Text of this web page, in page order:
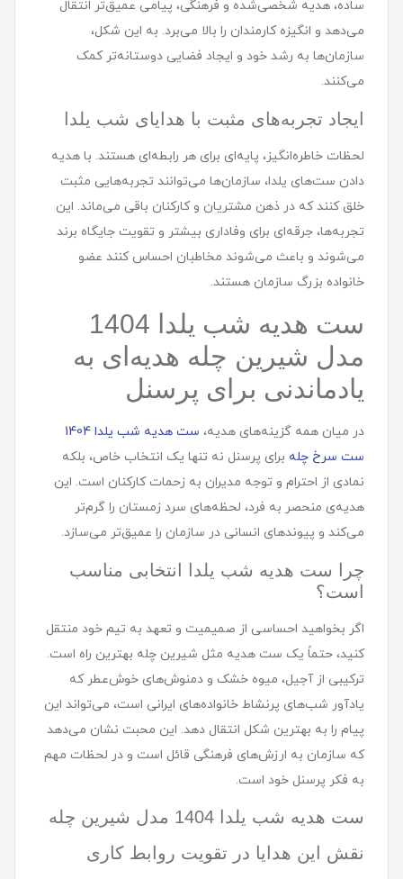
ساده، هدیه شخصی‌شده و فرهنگی، پیامی عمیق‌تر انتقال
می‌دهد و انگیزه کارمندان را بالا می‌برد. به این شکل،
سازمان‌ها به رشد خود و ایجاد فضایی دوستانه‌تر کمک
می‌کنند.
ایجاد تجربه‌های مثبت با هدایای شب یلدا
لحظات خاطره‌انگیز، پایه‌ای برای هر رابطه‌ای هستند. با هدیه
دادن ست‌های یلدا، سازمان‌ها می‌توانند تجربه‌هایی مثبت
خلق کنند که در ذهن مشتریان و کارکنان باقی می‌ماند. این
تجربه‌ها، جرقه‌ای برای وفاداری بیشتر و تقویت جایگاه برند
می‌شوند و باعث می‌شوند مخاطبان احساس کنند عضو
خانواده بزرگ سازمان هستند.
ست هديه شب یلدا 1404
مدل شيرين چله هدیه‌ای به
یادماندنی برای پرسنل
در میان همه گزینه‌های هدیه،
ست هدیه شب یلدا 1404
ست سرخ چله برای پرسنل نه تنها یک انتخاب خاص، بلکه
نمادی از احترام و توجه مدیران به زحمات کارکنان است. این
هدیه‌ی منحصر به فرد، لحظه‌های سرد زمستان را گرم‌تر
می‌کند و پیوندهای انسانی در سازمان را عمیق‌تر می‌سازد.
چرا ست هديه شب یلدا انتخابی مناسب
است؟
اگر بخواهید احساسی از صمیمیت و تعهد به تیم خود منتقل
کنید، حتماً یک ست هدیه مثل شیرین چله بهترین راه است.
ترکیبی از آجیل، میوه خشک و دمنوش‌های خوش‌عطر که
یادآور شب‌های پرنشاط خانواده‌های ایرانی است، می‌تواند این
پیام را به بهترین شکل انتقال دهد. این محبت نشان می‌دهد
که سازمان به ارزش‌های فرهنگی قائل است و در لحظات مهم
به فکر پرسنل خود است.
ست هديه شب یلدا 1404 مدل شيرين چله
نقش این هدایا در تقویت روابط کاری